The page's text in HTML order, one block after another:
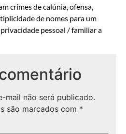
crimes de calúnia, ofensa,
de nomes para um
pessoal / familiar a
mail não será publicado.
são marcados com *